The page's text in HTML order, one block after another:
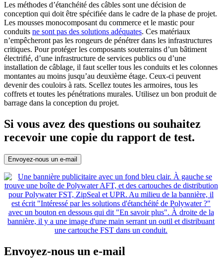
Les méthodes d’étanchéité des câbles sont une décision de
conception qui doit être spécifiée dans le cadre de la phase de projet.
Les mousses monocomposant du commerce et le mastic pour
conduits ne sont pas des solutions adéquates. Ces matériaux
n’empêcheront pas les rongeurs de pénétrer dans les infrastructures
critiques. Pour protéger les composants souterrains d’un bâtiment
électrifié, d’une infrastructure de services publics ou d’une
installation de câblage, il faut sceller tous les conduits et les colonnes
montantes au moins jusqu’au deuxième étage. Ceux-ci peuvent
devenir des couloirs à rats. Scellez toutes les armoires, tous les
coffrets et toutes les pénétrations murales. Utilisez un bon produit de
barrage dans la conception du projet.
Si vous avez des questions ou souhaitez
recevoir une copie du rapport de test.
Envoyez-nous un e-mail
Envoyez-nous un e-mail